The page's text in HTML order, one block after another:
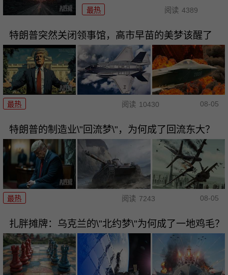
最热 阅读 4389
特朗普突然关闭领事馆，高市早苗的美梦该醒了
最热 阅读 10430 08-05
特朗普的制造业\"回流梦\"，为何成了回流东大？
最热 阅读 7243 08-05
扎胖摊牌：乌克兰的\"北约梦\"为何成了一地鸡毛？